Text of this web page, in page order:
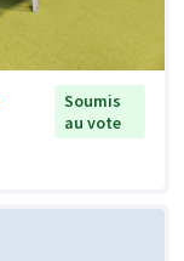
Soumis
au vote